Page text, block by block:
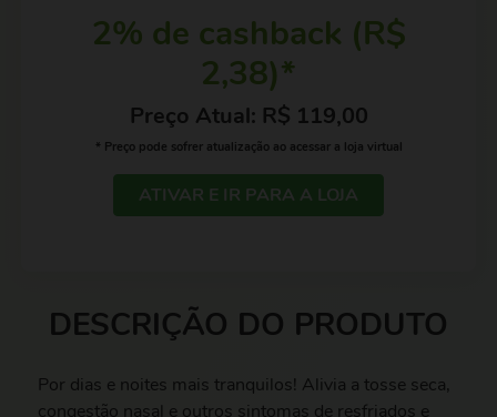
2% de cashback (R$
2,38)*
Preço Atual: R$ 119,00
* Preço pode sofrer atualização ao acessar a loja virtual
ATIVAR E IR PARA A LOJA
DESCRIÇÃO DO PRODUTO
Por dias e noites mais tranquilos! Alivia a tosse seca,
congestão nasal e outros sintomas de resfriados e